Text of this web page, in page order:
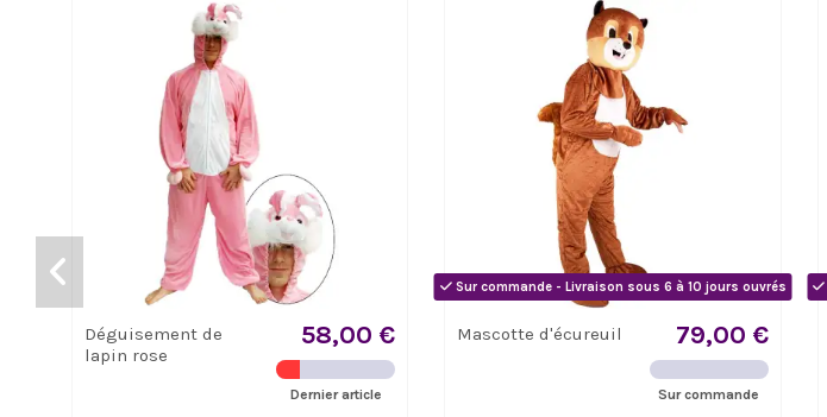
Déguisement de
lapin rose
58,00 €
Dernier article
Sur commande - Livraison sous 6 à 10 jours ouvrés
Mascotte d'écureuil 79,00 €
Sur commande